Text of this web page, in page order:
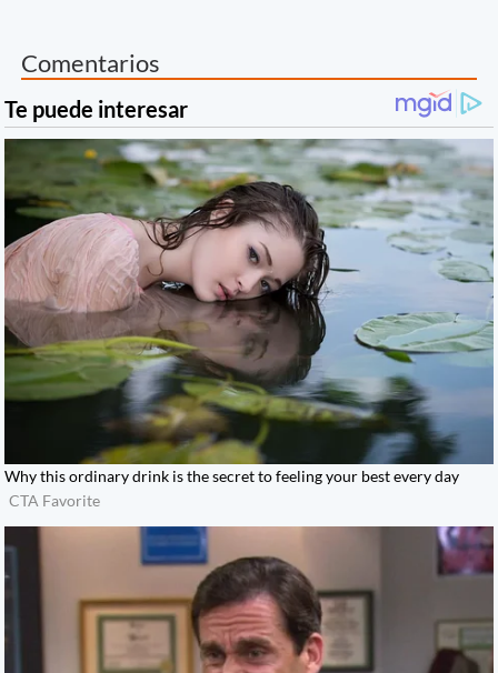
Comentarios